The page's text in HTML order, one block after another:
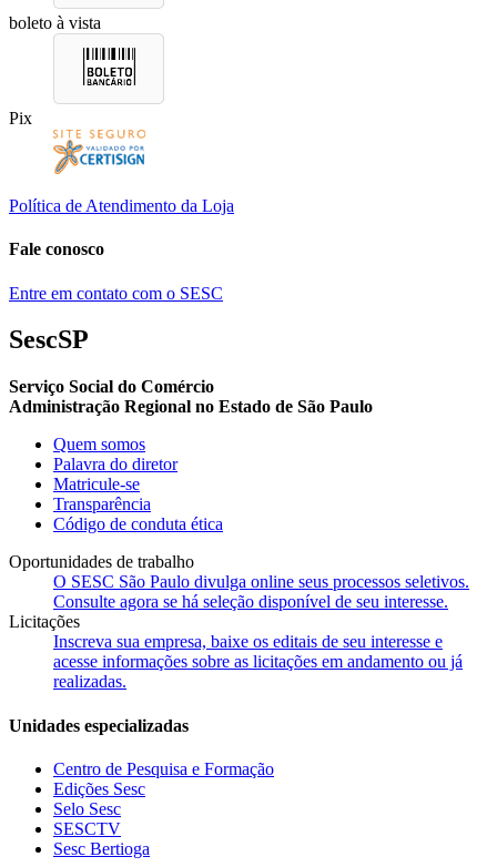
boleto à vista
Pix
Política de Atendimento da Loja
Fale conosco
Entre em contato com o SESC
SescSP
Serviço Social do Comércio
Administração Regional no Estado de São Paulo
Quem somos
Palavra do diretor
Matricule-se
Transparência
Código de conduta ética
Oportunidades de trabalho
O SESC São Paulo divulga online seus processos seletivos.
Consulte agora se há seleção disponível de seu interesse.
Licitações
Inscreva sua empresa, baixe os editais de seu interesse e
acesse informações sobre as licitações em andamento ou já
realizadas.
Unidades especializadas
Centro de Pesquisa e Formação
Edições Sesc
Selo Sesc
SESCTV
Sesc Bertioga